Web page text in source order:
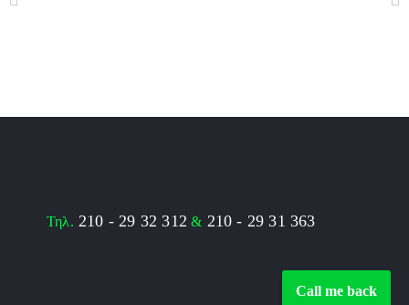
Τηλ. 210 - 29 32 312 & 210 - 29 31 363
Call me back